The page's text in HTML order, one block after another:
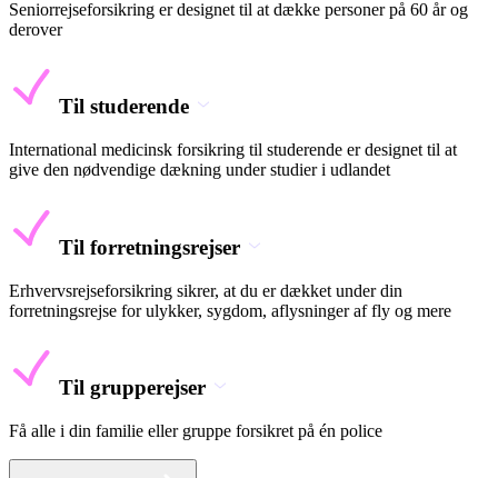
Seniorrejseforsikring er designet til at dække personer på 60 år og
derover
Til studerende
International medicinsk forsikring til studerende er designet til at
give den nødvendige dækning under studier i udlandet
Til forretningsrejser
Erhvervsrejseforsikring sikrer, at du er dækket under din
forretningsrejse for ulykker, sygdom, aflysninger af fly og mere
Til grupperejser
Få alle i din familie eller gruppe forsikret på én police